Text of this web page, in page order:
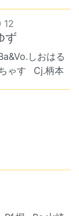
12
ず
しおはる
ゃす Cj.柄本